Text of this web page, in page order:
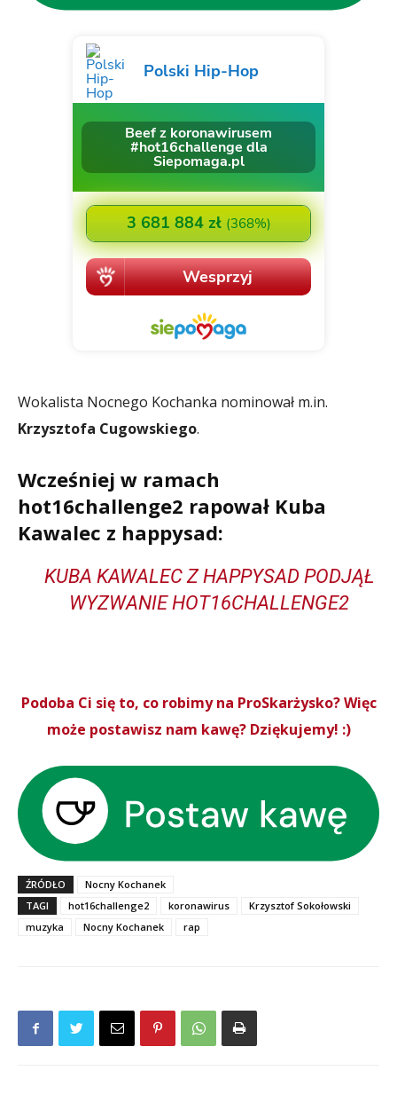
Wokalista Nocnego Kochanka nominował m.in.
Krzysztofa Cugowskiego.
Wcześniej w ramach
hot16challenge2 rapował Kuba
Kawalec z happysad:
KUBA KAWALEC Z HAPPYSAD PODJĄŁ
WYZWANIE HOT16CHALLENGE2
Podoba Ci się to, co robimy na ProSkarżysko? Więc
może postawisz nam kawę? Dziękujemy! :)
ŹRÓDŁO
Nocny Kochanek
TAGI
hot16challenge2 koronawirus
Krzysztof Sokołowski
muzyka
Nocny Kochanek rap